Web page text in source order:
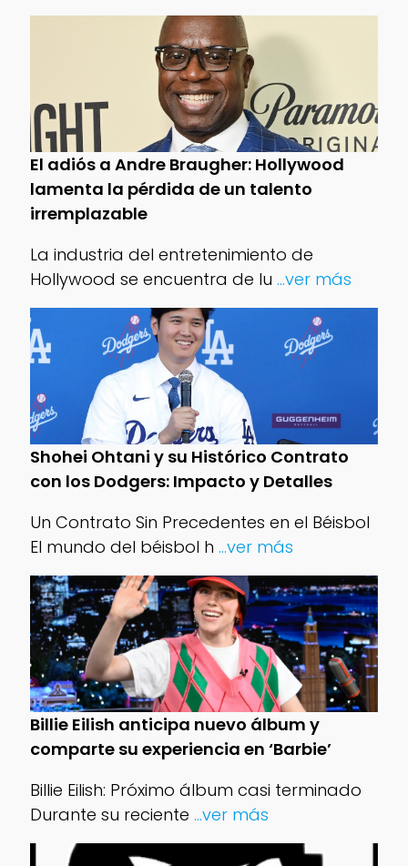
El adiós a Andre Braugher: Hollywood
lamenta la pérdida de un talento
irremplazable
La industria del entretenimiento de
Hollywood se encuentra de lu ...ver más
Shohei Ohtani y su Histórico Contrato
con los Dodgers: Impacto y Detalles
Un Contrato Sin Precedentes en el Béisbol
El mundo del béisbol h ...ver más
Billie Eilish anticipa nuevo álbum y
comparte su experiencia en ‘Barbie’
Billie Eilish: Próximo álbum casi terminado
Durante su reciente ...ver más